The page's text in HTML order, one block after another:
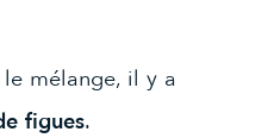
mélange, il y a
figues.